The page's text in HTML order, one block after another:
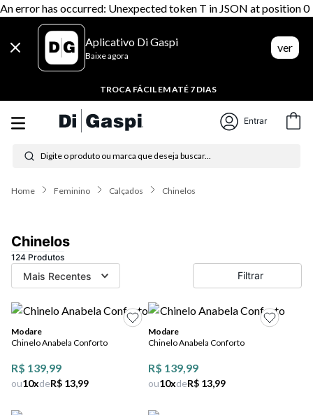
An error has occurred: Unexpected token T in JSON at position 0
Aplicativo Di Gaspi
Baixe agora
ver
TROCA FÁCIL EM ATÉ 7 DIAS
Entrar
Digite o produto ou marca que deseja buscar...
Termos mais buscados
1º tênis feminino
3º moletom
4º tênis masculino
bota
6º sandalia
jeans
8º
Feminino Calçados Chinelos
Chinelos
124 Produtos
Mais Recentes Filtrar
Modare
Chinelo Anabela Conforto
R$ 139,99
ou10xdeR$ 13,99
Modare
Chinelo Anabela Conforto
R$ 139,99
ou10xdeR$ 13,99